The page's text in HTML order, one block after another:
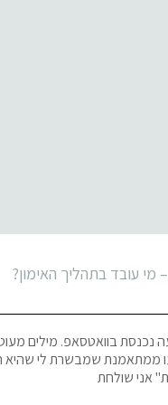
– מי עובד בתהליך האימון?
נכנסת בוואטסאפ. מילים
ממתאמנת שמבשרת לי שהיא
אני שולחת